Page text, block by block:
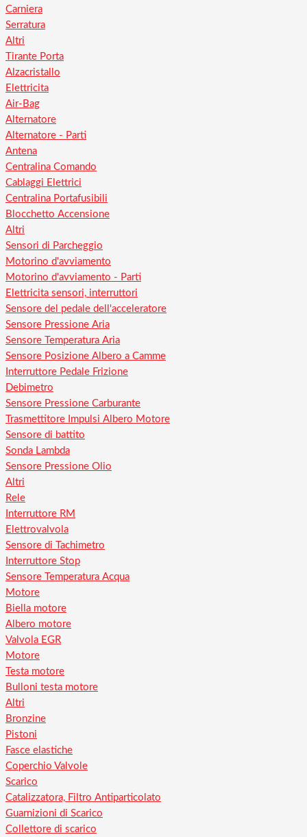
Carniera
Serratura
Altri
Tirante Porta
Alzacristallo
Elettricita
Air-Bag
Alternatore
Alternatore - Parti
Antena
Centralina Comando
Cablaggi Elettrici
Centralina Portafusibili
Blocchetto Accensione
Altri
Sensori di Parcheggio
Motorino d'avviamento
Motorino d'avviamento - Parti
Elettricita sensori, interruttori
Sensore del pedale dell'acceleratore
Sensore Pressione Aria
Sensore Temperatura Aria
Sensore Posizione Albero a Camme
Interruttore Pedale Frizione
Debimetro
Sensore Pressione Carburante
Trasmettitore Impulsi Albero Motore
Sensore di battito
Sonda Lambda
Sensore Pressione Olio
Altri
Rele
Interruttore RM
Elettrovalvola
Sensore di Tachimetro
Interruttore Stop
Sensore Temperatura Acqua
Motore
Biella motore
Albero motore
Valvola EGR
Motore
Testa motore
Bulloni testa motore
Altri
Bronzine
Pistoni
Fasce elastiche
Coperchio Valvole
Scarico
Catalizzatora, Filtro Antiparticolato
Guarnizioni di Scarico
Collettore di scarico